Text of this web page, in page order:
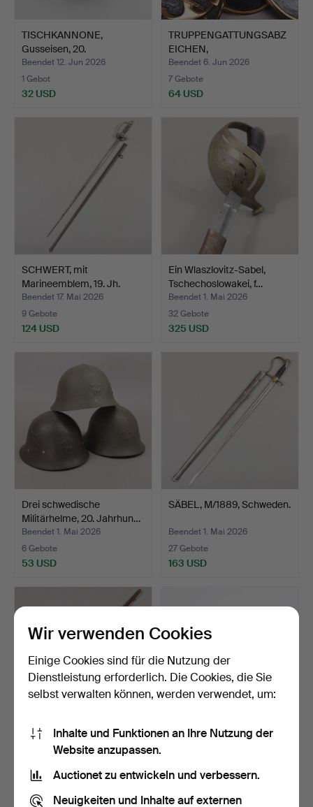
TISCHKANNONE,
Gusseisen, 20.
Jahrhundert.
Beendet 12. Jun 2026
1 Gebot
32 USD
TRUPPENGATTUNGSABZ
EICHEN,
DIENSTGRADABZEIC…
Beendet 6. Jun 2026
7 Gebote
64 USD
SCHWERT, mit
Marineemblem, 19. Jh.
Beendet 17. Mai 2026
9 Gebote
124 USD
Ein Wlaszlovitz-Sabel,
Tschechoslowakei, f…
Beendet 1. Mai 2026
32 Gebote
325 USD
Drei schwedische
Militärhelme, 20. Jahrhun…
Beendet 1. Mai 2026
6 Gebote
53 USD
SÄBEL, M/1889, Schweden.
Beendet 1. Mai 2026
27 Gebote
163 USD
PERKUSSIONSGEWEHR,
19. Jahrhundert.
13 Gebote
95 USD
PERKUSSIONPISTOLE, 19.
95 USD
Wir verwenden Cookies
Einige Cookies sind für die Nutzung der
Dienstleistung erforderlich. Die Cookies, die Sie
selbst verwalten können, werden verwendet, um:
Inhalte und Funktionen an Ihre Nutzung der
Website anzupassen.
Auctionet zu entwickeln und verbessern.
Neuigkeiten und Inhalte auf externen